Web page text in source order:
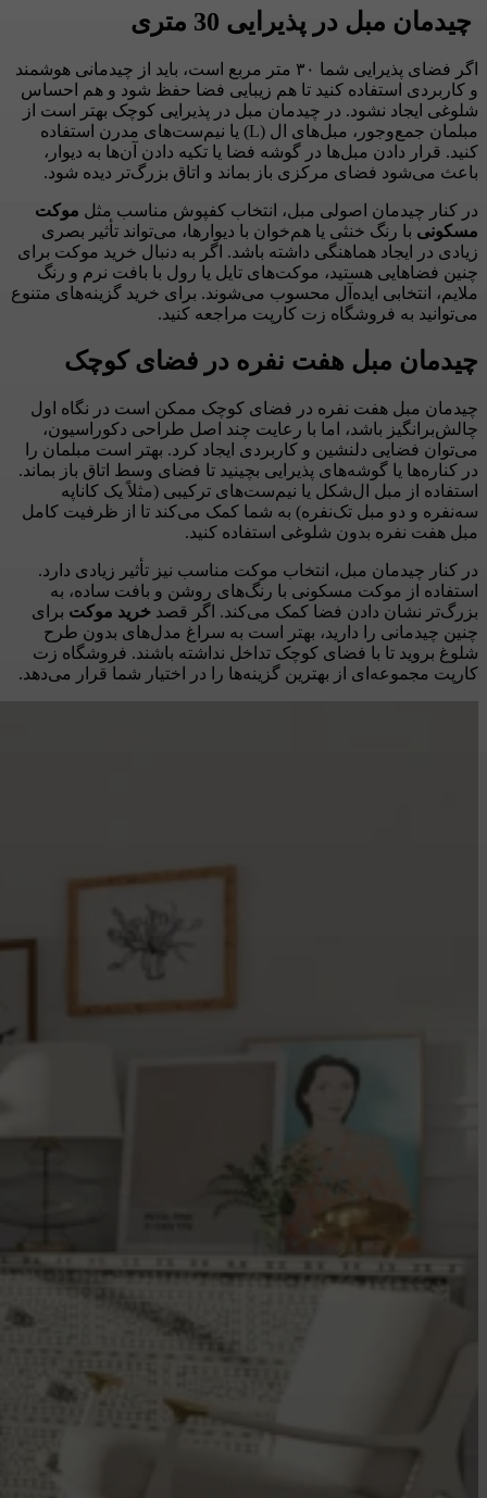
چیدمان مبل در پذیرایی 30 متری
اگر فضای پذیرایی شما ۳۰ متر مربع است، باید از چیدمانی هوشمند
و کاربردی استفاده کنید تا هم زیبایی فضا حفظ شود و هم احساس
شلوغی ایجاد نشود. در چیدمان مبل در پذیرایی کوچک بهتر است از
مبلمان جمع‌وجور، مبل‌های ال (L) یا نیم‌ست‌های مدرن استفاده
کنید. قرار دادن مبل‌ها در گوشه فضا یا تکیه دادن آن‌ها به دیوار،
باعث می‌شود فضای مرکزی باز بماند و اتاق بزرگ‌تر دیده شود.
در کنار چیدمان اصولی مبل، انتخاب کفپوش مناسب مثل موکت
مسکونی با رنگ خنثی یا هم‌خوان با دیوارها، می‌تواند تأثیر بصری
زیادی در ایجاد هماهنگی داشته باشد. اگر به دنبال خرید موکت برای
چنین فضاهایی هستید، موکت‌های تایل یا رول با بافت نرم و رنگ
ملایم، انتخابی ایده‌آل محسوب می‌شوند. برای خرید گزینه‌های متنوع
می‌توانید به فروشگاه زت کارپت مراجعه کنید.
چیدمان مبل هفت نفره در فضای کوچک
چیدمان مبل هفت نفره در فضای کوچک ممکن است در نگاه اول
چالش‌برانگیز باشد، اما با رعایت چند اصل طراحی دکوراسیون،
می‌توان فضایی دلنشین و کاربردی ایجاد کرد. بهتر است مبلمان را
در کناره‌ها یا گوشه‌های پذیرایی بچینید تا فضای وسط اتاق باز بماند.
استفاده از مبل ال‌شکل یا نیم‌ست‌های ترکیبی (مثلاً یک کاناپه
سه‌نفره و دو مبل تک‌نفره) به شما کمک می‌کند تا از ظرفیت کامل
مبل هفت نفره بدون شلوغی استفاده کنید.
در کنار چیدمان مبل، انتخاب موکت مناسب نیز تأثیر زیادی دارد.
استفاده از موکت مسکونی با رنگ‌های روشن و بافت ساده، به
بزرگ‌تر نشان دادن فضا کمک می‌کند. اگر قصد خرید موکت برای
چنین چیدمانی را دارید، بهتر است به سراغ مدل‌های بدون طرح
شلوغ بروید تا با فضای کوچک تداخل نداشته باشند. فروشگاه زت
کارپت مجموعه‌ای از بهترین گزینه‌ها را در اختیار شما قرار می‌دهد.